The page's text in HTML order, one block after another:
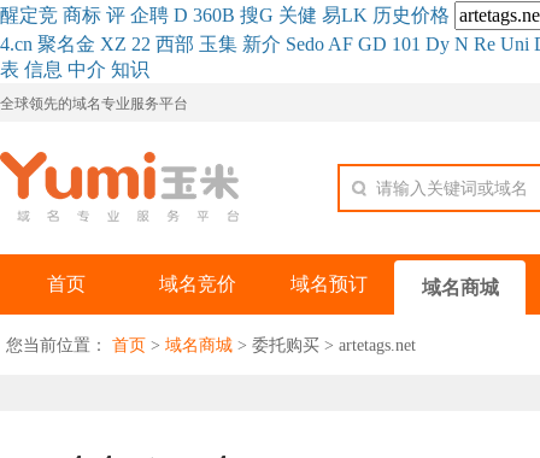
醒定竞 商标 评 企聘 D 360B 搜G 关健 易LK 历史价格
4.cn 聚名金 XZ 22 西部 玉集 新介 Sedo AF GD 101 Dy N Re Uni
表 信息 中介 知识